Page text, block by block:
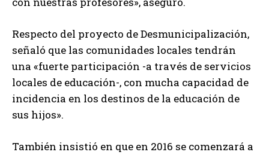
Respecto del proyecto de Desmunicipalización,
señaló que las comunidades locales tendrán
una «fuerte participación -a través de servicios
locales de educación-, con mucha capacidad de
incidencia en los destinos de la educación de
sus hijos».
También insistió en que en 2016 se comenzará a